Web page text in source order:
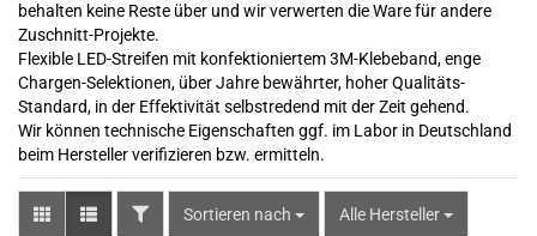
behalten keine Reste über und wir verwerten die Ware für andere
Zuschnitt-Projekte.
Flexible LED-Streifen mit konfektioniertem 3M-Klebeband, enge
Chargen-Selektionen, über Jahre bewährter, hoher Qualitäts-
Standard, in der Effektivität selbstredend mit der Zeit gehend.
Wir können technische Eigenschaften ggf. im Labor in Deutschland
beim Hersteller verifizieren bzw. ermitteln.
FILTERSortieren nach
Sortieren nach Alle Hersteller